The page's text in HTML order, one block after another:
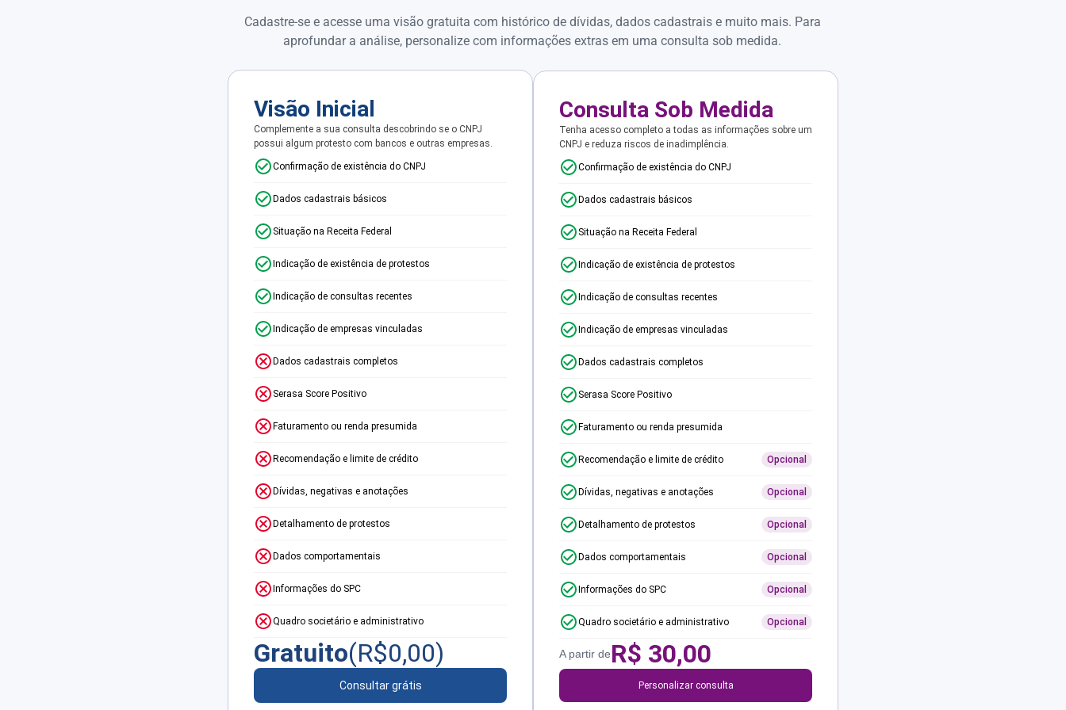
Cadastre-se e acesse uma visão gratuita com histórico de dívidas, dados cadastrais e muito mais. Para
aprofundar a análise, personalize com informações extras em uma consulta sob medida.
Visão Inicial
Complemente a sua consulta descobrindo se o CNPJ
possui algum protesto com bancos e outras empresas.
Confirmação de existência do CNPJ
Dados cadastrais básicos
Situação na Receita Federal
Indicação de existência de protestos
Indicação de consultas recentes
Indicação de empresas vinculadas
Dados cadastrais completos
Serasa Score Positivo
Faturamento ou renda presumida
Recomendação e limite de crédito
Dívidas, negativas e anotações
Detalhamento de protestos
Dados comportamentais
Informações do SPC
Quadro societário e administrativo
Gratuito(R$0,00)
Consultar grátis
Consulta Sob Medida
Tenha acesso completo a todas as informações sobre um
CNPJ e reduza riscos de inadimplência.
Confirmação de existência do CNPJ
Dados cadastrais básicos
Situação na Receita Federal
Indicação de existência de protestos
Indicação de consultas recentes
Indicação de empresas vinculadas
Dados cadastrais completos
Serasa Score Positivo
Faturamento ou renda presumida
Recomendação e limite de crédito Opcional
Dívidas, negativas e anotações Opcional
Detalhamento de protestos Opcional
Dados comportamentais Opcional
Informações do SPC Opcional
Quadro societário e administrativo Opcional
A partir deR$ 30,00
Personalizar consulta